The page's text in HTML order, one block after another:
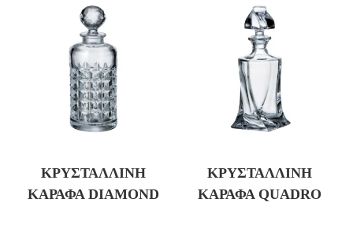
ΚΡΥΣΤΆΛΛΙΝΗ
ΚΑΡΆΦΑ DIAMOND
ΚΡΥΣΤΆΛΛΙΝΗ
ΚΑΡΆΦΑ QUADRO